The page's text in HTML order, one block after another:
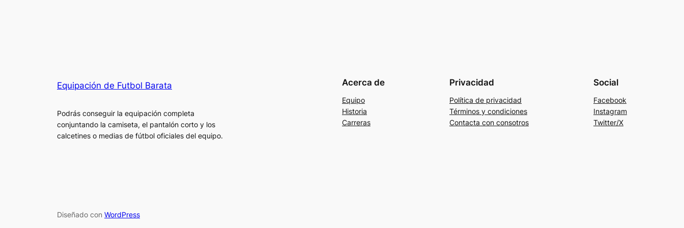
Equipación de Futbol Barata
Podrás conseguir la equipación completa
conjuntando la camiseta, el pantalón corto y los
calcetines o medias de fútbol oficiales del equipo.
Acerca de
Equipo
Historia
Carreras
Privacidad
Política de privacidad
Términos y condiciones
Contacta con consotros
Social
Facebook
Instagram
Twitter/X
Diseñado con WordPress